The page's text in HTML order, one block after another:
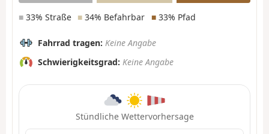
■ 33% Straße ■ 34% Befahrbar ■33% Pfad
Fahrrad tragen: Keine Angabe
Schwierigkeitsgrad: Keine Angabe
Stündliche Wettervorhersage